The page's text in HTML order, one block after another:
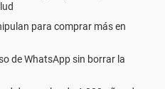
para comprar más en
de WhatsApp sin borrar la